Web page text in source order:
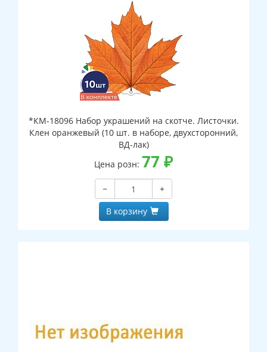
*КМ-18096 Набор украшений на скотче. Листочки.
Клен оранжевый (10 шт. в наборе, двухсторонний,
ВД-лак)
Цена розн: 77 ₽
−
+
В корзину